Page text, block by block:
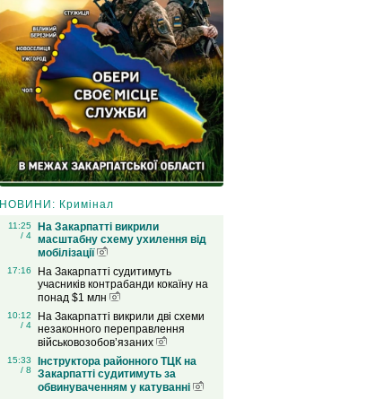
НОВИНИ: Кримінал
11:25
/ 4
На Закарпатті викрили
масштабну схему ухилення від
мобілізації
17:16
На Закарпатті судитимуть
учасників контрабанди кокаїну на
понад $1 млн
10:12
/ 4
На Закарпатті викрили дві схеми
незаконного переправлення
військовозобов’язаних
15:33
/ 8
Інструктора районного ТЦК на
Закарпатті судитимуть за
обвинуваченням у катуванні